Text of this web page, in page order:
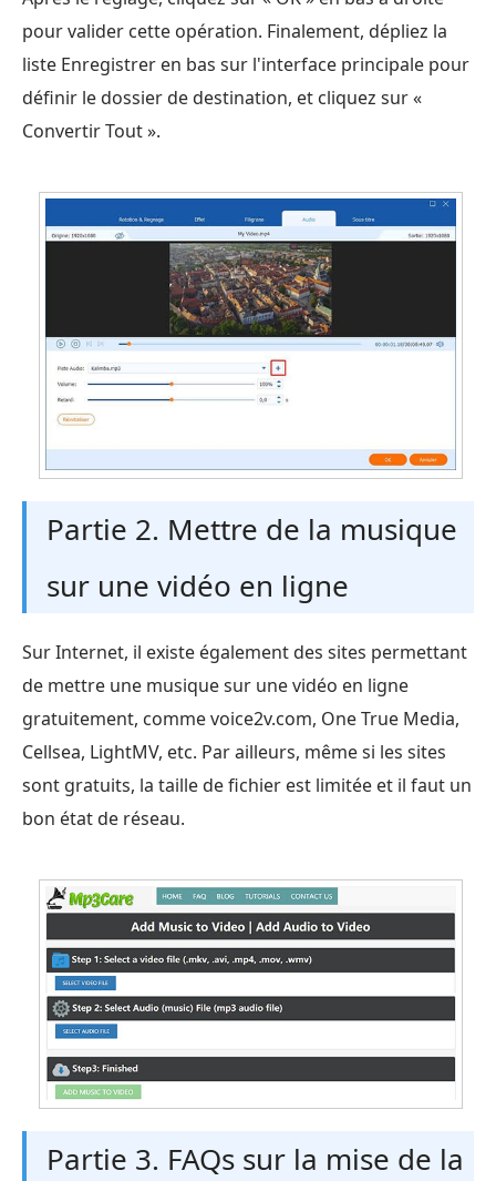
pour valider cette opération. Finalement, dépliez la
liste Enregistrer en bas sur l'interface principale pour
définir le dossier de destination, et cliquez sur «
Convertir Tout ».
Partie 2. Mettre de la musique
sur une vidéo en ligne
Sur Internet, il existe également des sites permettant
de mettre une musique sur une vidéo en ligne
gratuitement, comme voice2v.com, One True Media,
Cellsea, LightMV, etc. Par ailleurs, même si les sites
sont gratuits, la taille de fichier est limitée et il faut un
bon état de réseau.
Partie 3. FAQs sur la mise de la